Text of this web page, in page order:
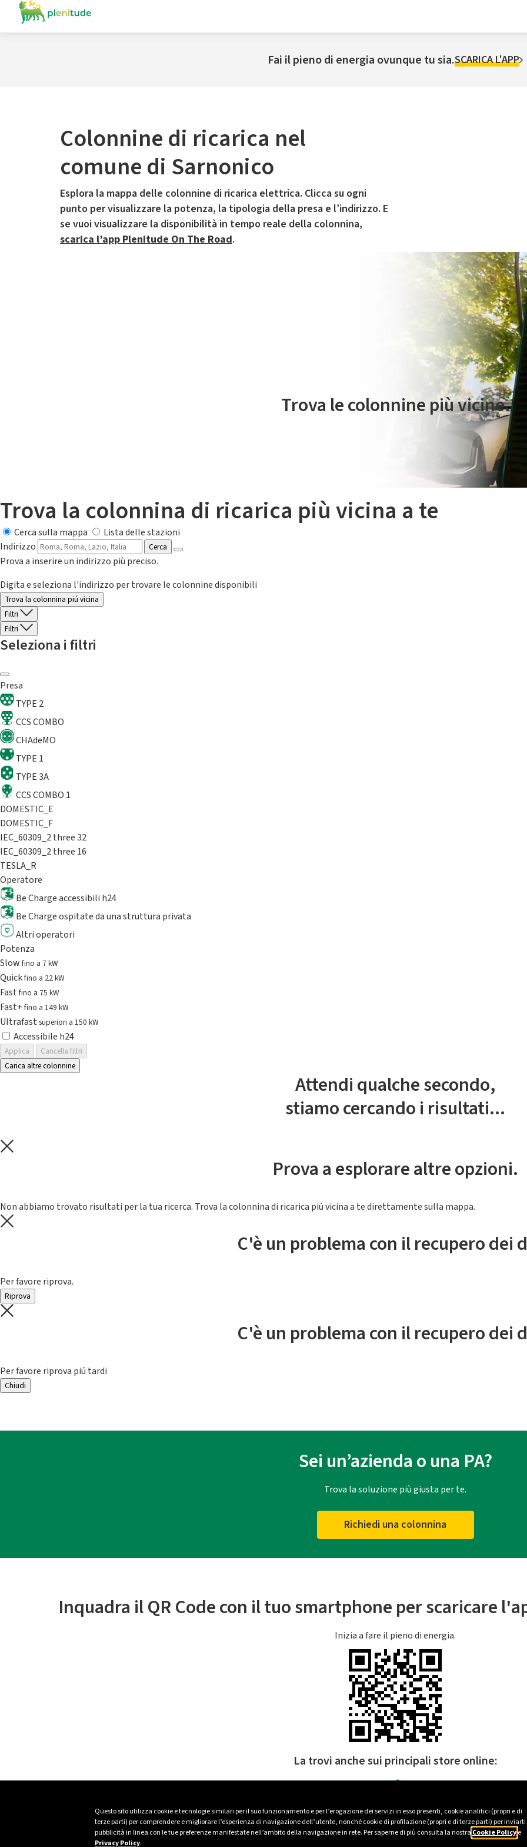
Questo sito utilizza cookie e tecnologie similari per il suo funzionamento e per l’erogazione dei servizi in esso presenti, cookie analitici (propri e di
terze parti) per comprendere e migliorare l’esperienza di navigazione dell’utente, nonché cookie di profilazione (propri e di terze parti) per inviarti
pubblicità in linea con le tue preferenze manifestate nell’ambito della navigazione in rete. Per saperne di più consulta la nostra Cookie Policye
Privacy Policy.
Fai il pieno di energia ovunque tu sia.SCARICA L'APP
Colonnine di ricarica nel
comune di Sarnonico
Esplora la mappa delle colonnine di ricarica elettrica. Clicca su ogni
punto per visualizzare la potenza, la tipologia della presa e l’indirizzo. E
se vuoi visualizzare la disponibilità in tempo reale della colonnina,
scarica l’app Plenitude On The Road.
Il servizio di mobilità elettrica è gestito da Plenitude On The Road
Trova le colonnine più vicine.
Trova la colonnina di ricarica più vicina a te
Cerca sulla mappa
Lista delle stazioni
Indirizzo
Cerca
Prova a inserire un indirizzo più preciso.
Digita e seleziona l'indirizzo per trovare le colonnine disponibili
Trova la colonnina piú vicina
Filtri
Filtri
Seleziona i filtri
Presa
TYPE 2
CCS COMBO
CHAdeMO
TYPE 1
TYPE 3A
CCS COMBO 1
DOMESTIC_E
DOMESTIC_F
IEC_60309_2 three 32
IEC_60309_2 three 16
TESLA_R
Operatore
Be Charge accessibili h24
Be Charge ospitate da una struttura privata
Altri operatori
Potenza
Slowfino a 7 kW
Quickfino a 22 kW
Fastfino a 75 kW
Fast+fino a 149 kW
Ultrafast superiori a 150 kW
Accessibile h24
Applica
Cancella filtri
Carica altre colonnine
Attendi qualche secondo,
stiamo cercando i risultati...
Prova a esplorare altre opzioni.
Non abbiamo trovato risultati per la tua ricerca. Trova la colonnina di ricarica piú vicina a te direttamente sulla mappa.
C'è un problema con il recupero dei
Per favore riprova.
Riprova
C'è un problema con il recupero dei
Per favore riprova piú tardi
Chiudi
Sei un’azienda o una PA?
Trova la soluzione più giusta per te.
Richiedi una colonnina
Inquadra il QR Code con il tuo smartphone per scaricare
Inizia a fare il pieno di energia.
La trovi anche sui principali store online: